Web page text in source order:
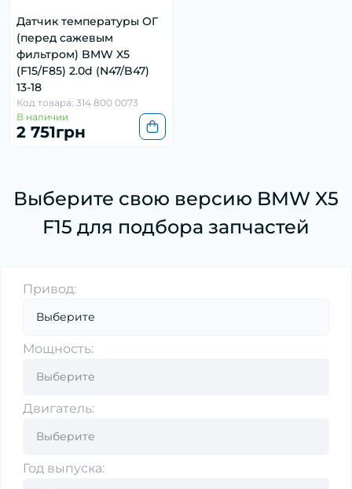
Датчик температуры ОГ
(перед сажевым
фильтром) BMW X5
(F15/F85) 2.0d (N47/B47)
13-18
Код товара: 314 800 0073
В наличии
2 751грн
Выберите свою версию BMW X5
F15 для подбора запчастей
Привод:
Мощность:
Двигатель:
Год выпуска: